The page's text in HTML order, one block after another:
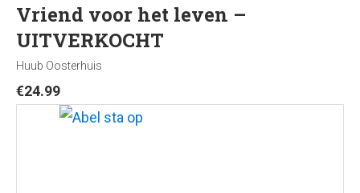
Vriend voor het leven –
UITVERKOCHT
Huub Oosterhuis
€24.99